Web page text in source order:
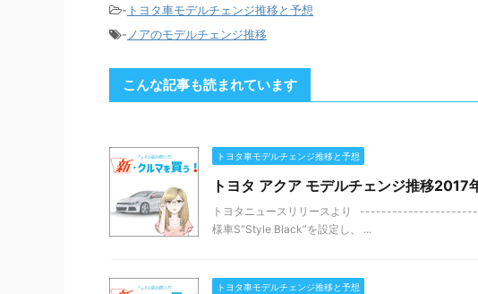
- トヨタ車モデルチェンジ推移と予想
-ノアのモデルチェンジ推移
こんな記事も読まれています
トヨタ車モデルチェンジ推移と予想
トヨタ アクア モデルチェンジ推移2017
トヨタニュースリリースより ----------------------
様車S“Style Black”を設定し、 ...
トヨタ車モデルチェンジ推移と予想